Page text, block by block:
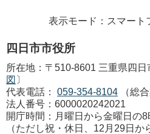
表示モード：スマート
四日市市役所
所在地：〒510-8601 三重県四
図 〕
代表電話：
059-354-8104
（総
法人番号：6000020242021
開庁時間：月曜日から金曜日の
（ただし祝・休日、12月29日か